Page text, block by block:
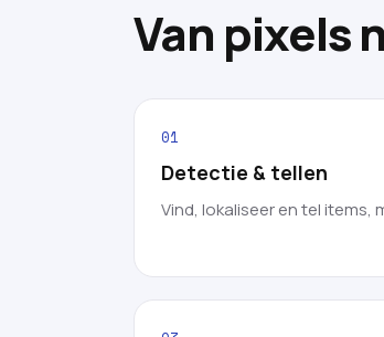
Van pixels
01
Detectie & tellen
Vind, lokaliseer en tel items,